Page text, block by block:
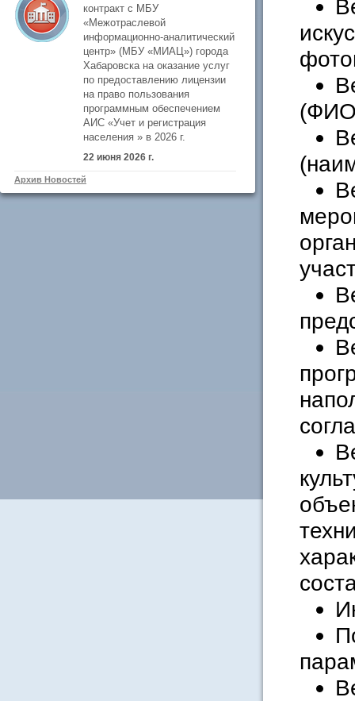
контракт с МБУ
«Межотраслевой
информационно-аналитический
центр» (МБУ «МИАЦ») города
Хабаровска на оказание услуг
по предоставлению лицензии
на право пользования
программным обеспечением
АИС «Учет и регистрация
населения » в 2026 г.
22 июня 2026 г.
Архив Новостей